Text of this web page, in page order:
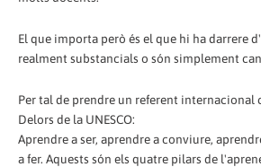
El que importa però és el que hi ha darrere
realment substancials o són simplement
Per tal de prendre un referent internacional
Delors de la UNESCO:
Aprendre a ser, aprendre a conviure,
a fer. Aquests són els quatre pilars de